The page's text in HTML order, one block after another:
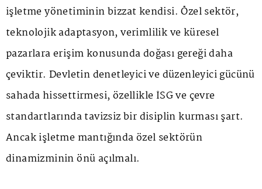
işletme yönetiminin bizzat kendisi. Özel sektör,
teknolojik adaptasyon, verimlilik ve küresel
pazarlara erişim konusunda doğası gereği daha
çeviktir. Devletin denetleyici ve düzenleyici gücünü
sahada hissettirmesi, özellikle İSG ve çevre
standartlarında tavizsiz bir disiplin kurması şart.
Ancak işletme mantığında özel sektörün
dinamizminin önü açılmalı.